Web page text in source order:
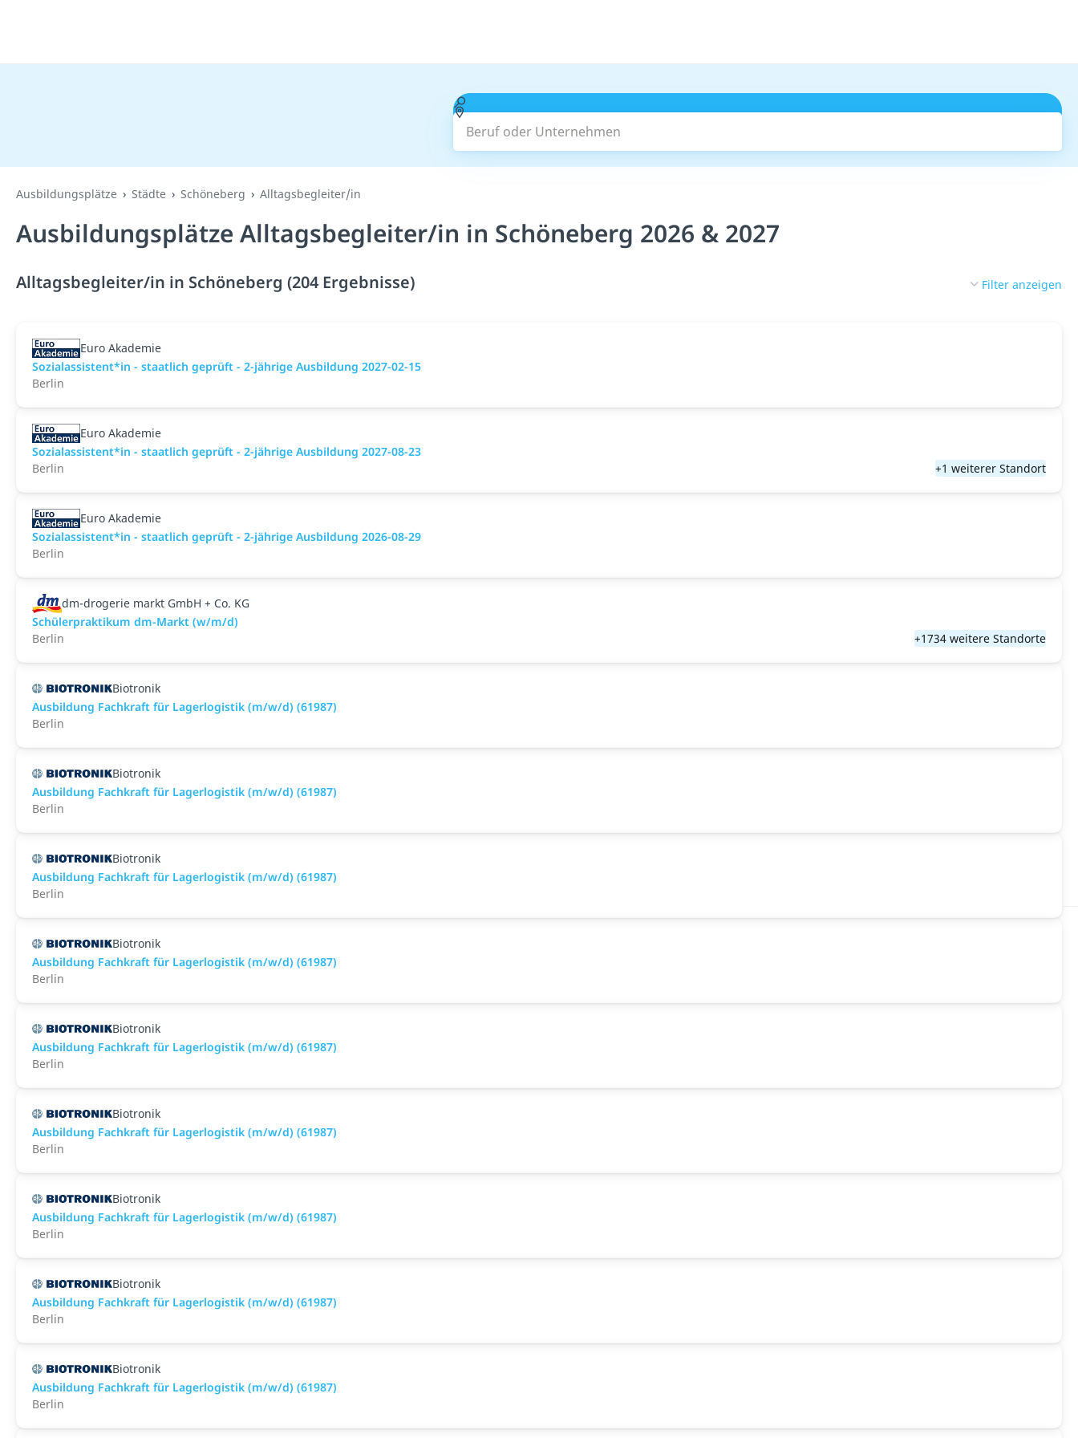
Beruf oder Unternehmen
Ausbildungsplätze Städte Schöneberg Alltagsbegleiter/in
Ausbildungsplätze Alltagsbegleiter/in in Schöneberg 2026 & 2027
Alltagsbegleiter/in in Schöneberg (204 Ergebnisse) Filter anzeigen
Euro Akademie
Sozialassistent*in - staatlich geprüft - 2-jährige Ausbildung 2027-02-15
Berlin
Euro Akademie
Sozialassistent*in - staatlich geprüft - 2-jährige Ausbildung 2027-08-23
Berlin
+1 weiterer Standort
Euro Akademie
Sozialassistent*in - staatlich geprüft - 2-jährige Ausbildung 2026-08-29
Berlin
dm-drogerie markt GmbH + Co. KG
Schülerpraktikum dm-Markt (w/m/d)
Berlin
+1734 weitere Standorte
Biotronik
Ausbildung Fachkraft für Lagerlogistik (m/w/d) (61987)
Berlin
Biotronik
Ausbildung Fachkraft für Lagerlogistik (m/w/d) (61987)
Berlin
Biotronik
Ausbildung Fachkraft für Lagerlogistik (m/w/d) (61987)
Berlin
Biotronik
Ausbildung Fachkraft für Lagerlogistik (m/w/d) (61987)
Berlin
Biotronik
Ausbildung Fachkraft für Lagerlogistik (m/w/d) (61987)
Berlin
Biotronik
Ausbildung Fachkraft für Lagerlogistik (m/w/d) (61987)
Berlin
Biotronik
Ausbildung Fachkraft für Lagerlogistik (m/w/d) (61987)
Berlin
Biotronik
Ausbildung Fachkraft für Lagerlogistik (m/w/d) (61987)
Berlin
Biotronik
Ausbildung Fachkraft für Lagerlogistik (m/w/d) (61987)
Berlin